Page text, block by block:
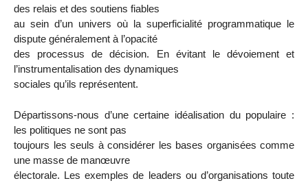
des relais et des soutiens fiables
au sein d’un univers où la superficialité programmatique le
dispute généralement à l’opacité
des processus de décision. En évitant le dévoiement et
l’instrumentalisation des dynamiques
sociales qu’ils représentent.
Départissons-nous d’une certaine idéalisation du populaire :
les politiques ne sont pas
toujours les seuls à considérer les bases organisées comme
une masse de manœuvre
électorale. Les exemples de leaders ou d’organisations toute